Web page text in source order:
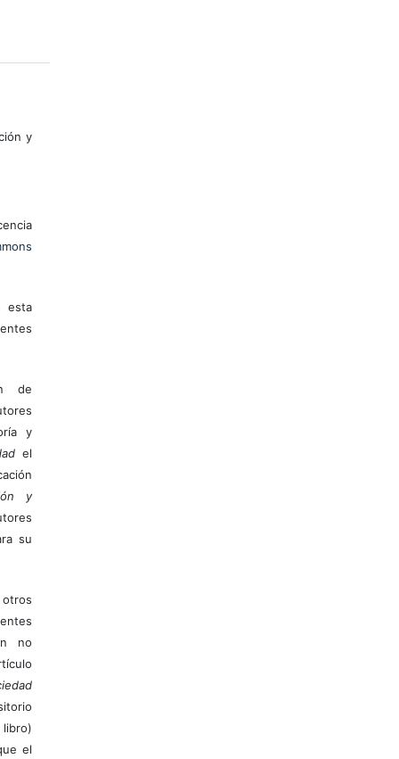
y
esta
de
y
el
y
su
no
el